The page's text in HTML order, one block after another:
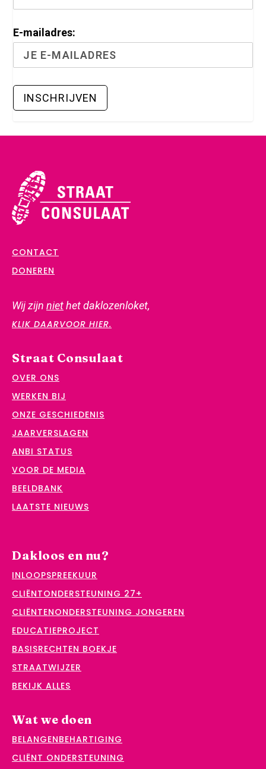
E-mailadres:
CONTACT
DONEREN
Wij zijn niethet daklozenloket,
KLIK DAARVOOR HIER.
Straat Consulaat
OVER ONS
WERKEN BIJ
ONZE GESCHIEDENIS
JAARVERSLAGEN
ANBI STATUS
VOOR DE MEDIA
BEELDBANK
LAATSTE NIEUWS
Dakloos en nu?
INLOOPSPREEKUUR
CLIËNTONDERSTEUNING 27+
CLIËNTENONDERSTEUNING JONGEREN
EDUCATIEPROJECT
BASISRECHTEN BOEKJE
STRAATWIJZER
BEKIJK ALLES
Wat we doen
BELANGENBEHARTIGING
CLIËNT ONDERSTEUNING